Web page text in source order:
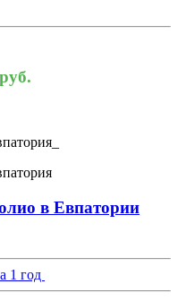
в Евпатории
1 год